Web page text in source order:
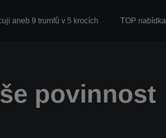
aneb 9 trumfů v 5 krocích TOP nabídka
povinnost